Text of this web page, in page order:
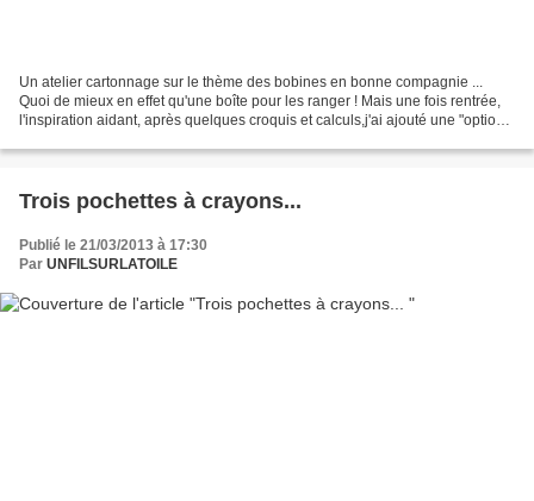
Un atelier cartonnage sur le thème des bobines en bonne compagnie ...
Quoi de mieux en effet qu'une boîte pour les ranger ! Mais une fois rentrée,
l'inspiration aidant, après quelques croquis et calculs,j'ai ajouté une "option"
Trois pochettes à crayons...
Publié le 21/03/2013 à 17:30
Par UNFILSURLATOILE